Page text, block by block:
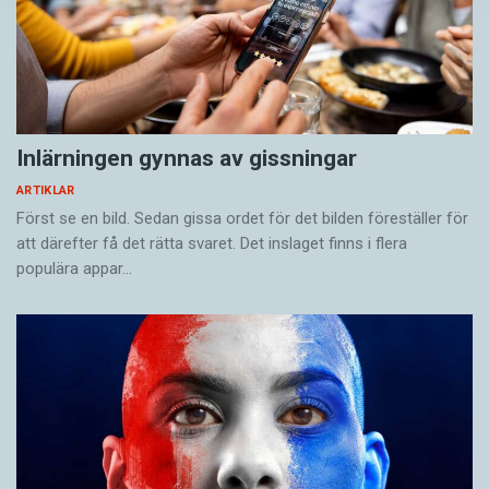
Sverige.
Man har undersökt ålderseffekter även på
dessa främmande språk. Och det intressanta är
då att man ofta får ett omvänt resultat. Där är
det i många fall så att de som börjar lära sig
språktesterna.
timmar i veckan – då gäller inte fördelarna med
att börja lära sig språket tidigt.
Små barns hjärnor är bra på att dra omedvetna
slutsatser om ett språks struktur utifrån vad de
hör, men i en skolsituation är det helt andra
Inlärningen gynnas av gissningar
ARTIKLAR
Först se en bild. Sedan gissa ordet för det bilden föreställer för
att därefter få det rätta svaret. Det inslaget finns i flera
populära appar…